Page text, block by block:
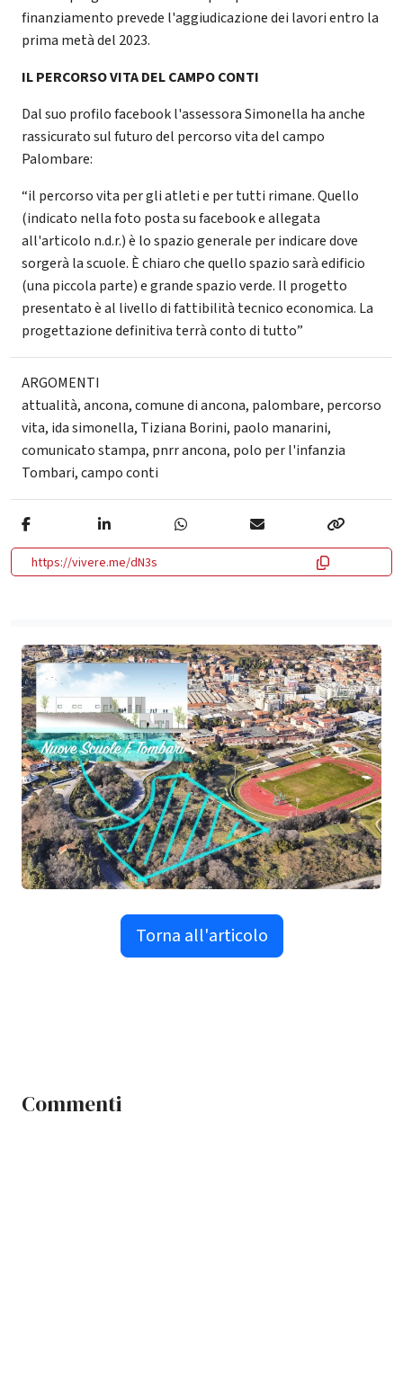
finanziamento prevede l'aggiudicazione dei lavori entro la
prima metà del 2023.
IL PERCORSO VITA DEL CAMPO CONTI
Dal suo profilo facebook l'assessora Simonella ha anche
rassicurato sul futuro del percorso vita del campo
Palombare:
“il percorso vita per gli atleti e per tutti rimane. Quello
(indicato nella foto posta su facebook e allegata
all'articolo n.d.r.) è lo spazio generale per indicare dove
sorgerà la scuole. È chiaro che quello spazio sarà edificio
(una piccola parte) e grande spazio verde. Il progetto
presentato è al livello di fattibilità tecnico economica. La
progettazione definitiva terrà conto di tutto”
ARGOMENTI
attualità,ancona,comune di ancona, palombare, percorso
vita, ida simonella, Tiziana Borini, paolo manarini,
comunicato stampa, pnrr ancona, polo per l'infanzia
Tombari,campo conti
https://vivere.me/dN3s
Torna all'articolo
Commenti